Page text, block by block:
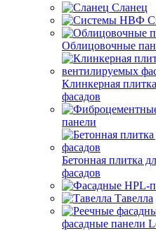
Сланец
Облицовочные
Клинкерная
фасадов
панели
Бетонная плитка
фасадов
Тавелла
фасадные панели